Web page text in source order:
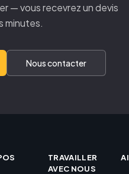
— vous recevrez un devis
minutes.
Nous contacter
TRAVAILLER
AVEC NOUS